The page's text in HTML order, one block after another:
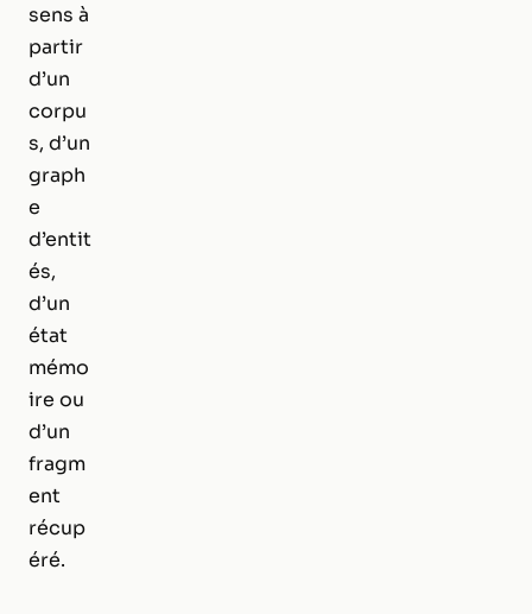
sens à
partir
d’un
corpu
s, d’un
graph
e
d’entit
és,
d’un
état
mémo
ire ou
d’un
fragm
ent
récup
éré.